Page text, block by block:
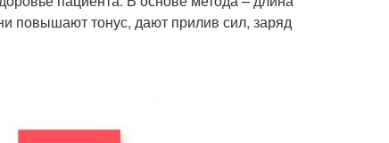
повышают тонус, дают прилив сил, заряд